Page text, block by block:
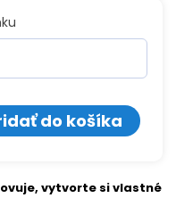
do košíka
vytvorte si vlastné